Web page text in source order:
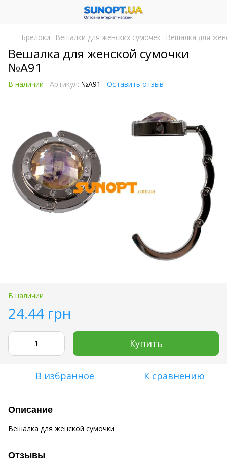
Брелоки Вешалки для женских сумочек Вешалка для
Вешалка для женской сумочки
№A91
В наличии Артикул: №A91 Оставить отзыв
В наличии
24.44 грн
Купить
В избранное К сравнению
Описание
Вешалка для женской сумочки
Отзывы